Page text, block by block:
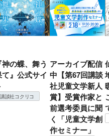
神の蝶、舞う
』公式サイ
講談社コクリコ
アーカイブ配信
中【第67回講談
社児童文学新人
賞】受賞作家と
前選考委員に聞
く「児童文学創
作セミナー」